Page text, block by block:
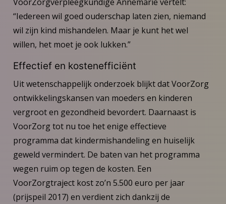
“Iedereen wil goed ouderschap laten zien, niemand
wil zijn kind mishandelen. Maar je kunt het wel
willen, het moet je ook lukken.”
Effectief en kostenefficiënt
Uit wetenschappelijk onderzoek blijkt dat VoorZorg
ontwikkelingskansen van moeders en kinderen
vergroot en gezondheid bevordert. Daarnaast is
VoorZorg tot nu toe het enige effectieve
programma dat kindermishandeling en huiselijk
geweld vermindert. De baten van het programma
wegen ruim op tegen de kosten. Een
VoorZorgtraject kost zo’n 5.500 euro per jaar
(prijspeil 2017) en verdient zich dankzij de